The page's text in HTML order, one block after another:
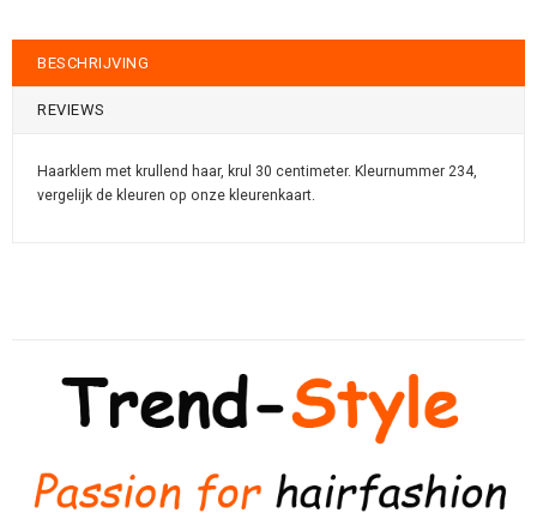
BESCHRIJVING
REVIEWS
Haarklem met krullend haar, krul 30 centimeter. Kleurnummer 234,
vergelijk de kleuren op onze kleurenkaart.